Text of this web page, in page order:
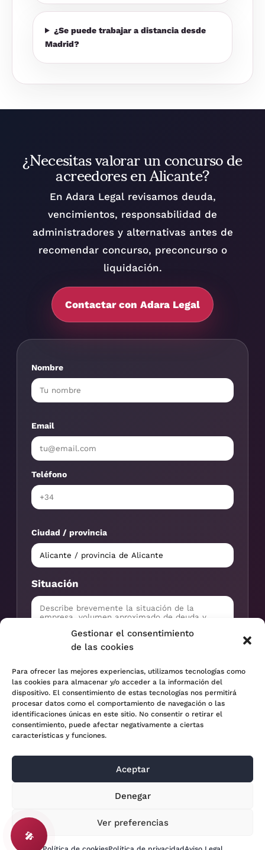
Gestionar el consentimiento
de las cookies
Para ofrecer las mejores experiencias, utilizamos tecnologías como
las cookies para almacenar y/o acceder a la información del
dispositivo. El consentimiento de estas tecnologías nos permitirá
procesar datos como el comportamiento de navegación o las
identificaciones únicas en este sitio. No consentir o retirar el
consentimiento, puede afectar negativamente a ciertas
características y funciones.
Aceptar
Denegar
Ver preferencias
¿Se puede trabajar a distancia desde
Madrid?
¿Necesitas valorar un concurso de
acreedores en Alicante?
En Adara Legal revisamos deuda,
vencimientos, responsabilidad de
administradores y alternativas antes de
recomendar concurso, preconcurso o
liquidación.
Contactar con Adara Legal
Nombre
Email
Teléfono
Ciudad / provincia
Situación
Solicitar valoración
Información tratada con confidencialidad profesional.
Aviso Legal
🎤